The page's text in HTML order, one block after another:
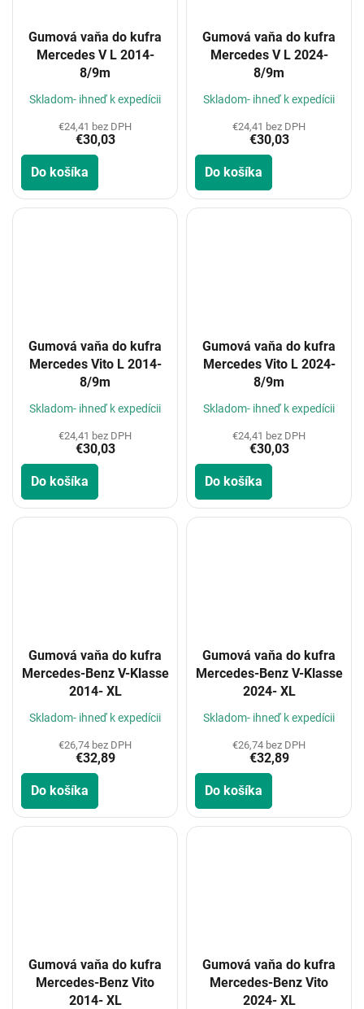
Gumová vaňa do kufra
Mercedes V L 2014-
8/9m
Skladom- ihneď k expedícii
€24,41 bez DPH
€30,03
Do košíka
Gumová vaňa do kufra
Mercedes V L 2024-
8/9m
Skladom- ihneď k expedícii
€24,41 bez DPH
€30,03
Do košíka
Gumová vaňa do kufra
Mercedes Vito L 2014-
8/9m
Skladom- ihneď k expedícii
€24,41 bez DPH
€30,03
Do košíka
Gumová vaňa do kufra
Mercedes Vito L 2024-
8/9m
Skladom- ihneď k expedícii
€24,41 bez DPH
€30,03
Do košíka
Gumová vaňa do kufra
Mercedes-Benz V-Klasse
2014- XL
Skladom- ihneď k expedícii
€26,74 bez DPH
€32,89
Do košíka
Gumová vaňa do kufra
Mercedes-Benz V-Klasse
2024- XL
Skladom- ihneď k expedícii
€26,74 bez DPH
€32,89
Do košíka
Gumová vaňa do kufra
Mercedes-Benz Vito
2014- XL
Gumová vaňa do kufra
Mercedes-Benz Vito
2024- XL